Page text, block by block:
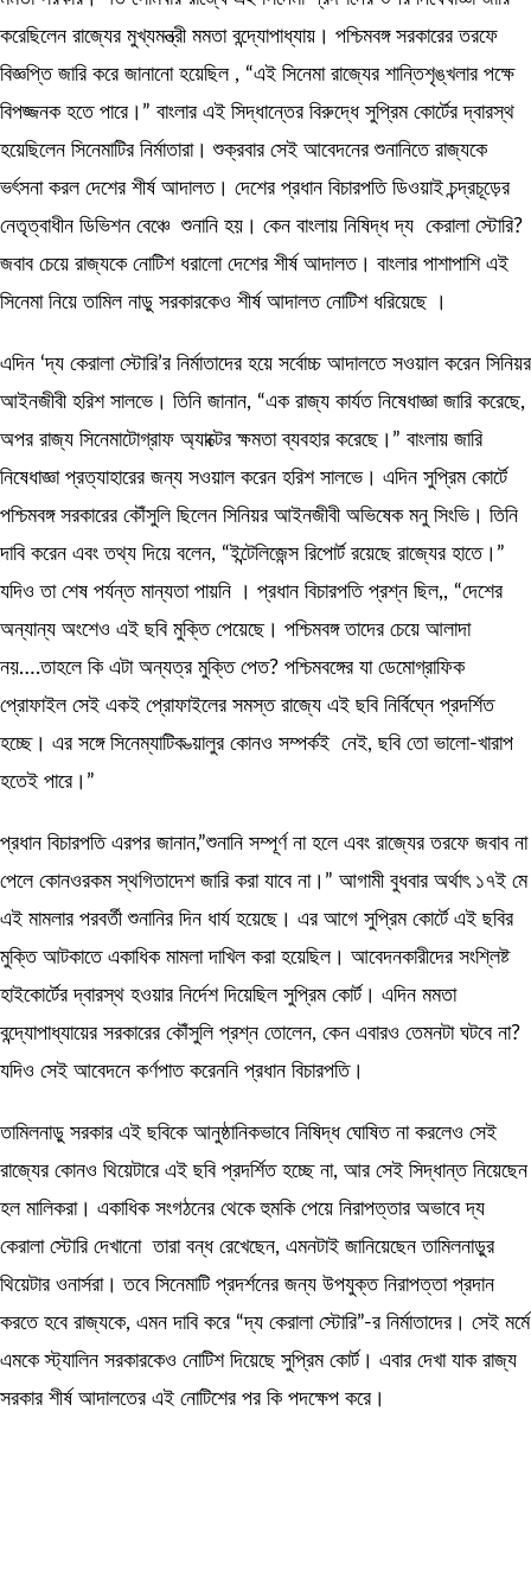
করেছিলেন রাজ্যের মুখ্যমন্ত্রী মমতা বন্দ্যোপাধ্যায়। পশ্চিমবঙ্গ সরকারের তরফে
বিজ্ঞপ্তি জারি করে জানানো হয়েছিল , “এই সিনেমা রাজ্যের শান্তিশৃঙ্খলার পক্ষে
বিপজ্জনক হতে পারে।” বাংলার এই সিদ্ধান্তের বিরুদ্ধে সুপ্রিম কোর্টের দ্বারস্থ
হয়েছিলেন সিনেমাটির নির্মাতারা। শুক্রবার সেই আবেদনের শুনানিতে রাজ্যকে
ভর্ৎসনা করল দেশের শীর্ষ আদালত। দেশের প্রধান বিচারপতি ডিওয়াই চন্দ্রচূড়ের
নেতৃত্বাধীন ডিভিশন বেঞ্চে শুনানি হয়। কেন বাংলায় নিষিদ্ধ দ্য কেরালা স্টোরি?
জবাব চেয়ে রাজ্যকে নোটিশ ধরালো দেশের শীর্ষ আদালত। বাংলার পাশাপাশি এই
সিনেমা নিয়ে তামিল নাড়ু সরকারকেও শীর্ষ আদালত নোটিশ ধরিয়েছে ।
এদিন ‘দ্য কেরালা স্টোরি’র নির্মাতাদের হয়ে সর্বোচ্চ আদালতে সওয়াল করেন সিনিয়র
আইনজীবী হরিশ সালভে। তিনি জানান, “এক রাজ্য কার্যত নিষেধাজ্ঞা জারি করেছে,
অপর রাজ্য সিনেমাটোগ্রাফ অ্যাক্টের ক্ষমতা ব্যবহার করেছে।” বাংলায় জারি
নিষেধাজ্ঞা প্রত্যাহারের জন্য সওয়াল করেন হরিশ সালভে। এদিন সুপ্রিম কোর্টে
পশ্চিমবঙ্গ সরকারের কৌঁসুলি ছিলেন সিনিয়র আইনজীবী অভিষেক মনু সিংভি। তিনি
দাবি করেন এবং তথ্য দিয়ে বলেন, “ইন্টেলিজেন্স রিপোর্ট রয়েছে রাজ্যের হাতে।”
যদিও তা শেষ পর্যন্ত মান্যতা পায়নি । প্রধান বিচারপতি প্রশ্ন ছিল,, “দেশের
অন্যান্য অংশেও এই ছবি মুক্তি পেয়েছে। পশ্চিমবঙ্গ তাদের চেয়ে আলাদা
নয়….তাহলে কি এটা অন্যত্র মুক্তি পেত? পশ্চিমবঙ্গের যা ডেমোগ্রাফিক
প্রোফাইল সেই একই প্রোফাইলের সমস্ত রাজ্যে এই ছবি নির্বিঘ্নে প্রদর্শিত
হচ্ছে। এর সঙ্গে সিনেম্যাটিক ভ্য়ালুর কোনও সম্পর্কই নেই, ছবি তো ভালো-খারাপ
হতেই পারে।”
প্রধান বিচারপতি এরপর জানান,”শুনানি সম্পূর্ণ না হলে এবং রাজ্যের তরফে জবাব না
পেলে কোনওরকম স্থগিতাদেশ জারি করা যাবে না।” আগামী বুধবার অর্থাৎ ১৭ই মে
এই মামলার পরবর্তী শুনানির দিন ধার্য হয়েছে। এর আগে সুপ্রিম কোর্টে এই ছবির
মুক্তি আটকাতে একাধিক মামলা দাখিল করা হয়েছিল। আবেদনকারীদের সংশ্লিষ্ট
হাইকোর্টের দ্বারস্থ হওয়ার নির্দেশ দিয়েছিল সুপ্রিম কোর্ট। এদিন মমতা
বন্দ্যোপাধ্যায়ের সরকারের কৌঁসুলি প্রশ্ন তোলেন, কেন এবারও তেমনটা ঘটবে না?
যদিও সেই আবেদনে কর্ণপাত করেননি প্রধান বিচারপতি।
তামিলনাড়ু সরকার এই ছবিকে আনুষ্ঠানিকভাবে নিষিদ্ধ ঘোষিত না করলেও সেই
রাজ্যের কোনও থিয়েটারে এই ছবি প্রদর্শিত হচ্ছে না, আর সেই সিদ্ধান্ত নিয়েছেন
হল মালিকরা। একাধিক সংগঠনের থেকে হুমকি পেয়ে নিরাপত্তার অভাবে দ্য
কেরালা স্টোরি দেখানো তারা বন্ধ রেখেছেন, এমনটাই জানিয়েছেন তামিলনাড়ুর
থিয়েটার ওনার্সরা। তবে সিনেমাটি প্রদর্শনের জন্য উপযুক্ত নিরাপত্তা প্রদান
করতে হবে রাজ্যকে, এমন দাবি করে “দ্য কেরালা স্টোরি”-র নির্মাতাদের। সেই মর্মে
এমকে স্ট্যালিন সরকারকেও নোটিশ দিয়েছে সুপ্রিম কোর্ট। এবার দেখা যাক রাজ্য
সরকার শীর্ষ আদালতের এই নোটিশের পর কি পদক্ষেপ করে।